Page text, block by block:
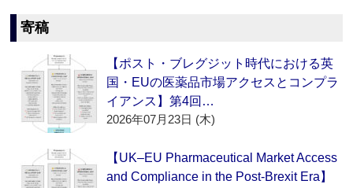
寄稿
【ポスト・ブレグジット時代における英
国・EUの医薬品市場アクセスとコンプラ
イアンス】第4回…
2026年07月23日 (木)
【UK–EU Pharmaceutical Market Access
and Compliance in the Post-Brexit Era】